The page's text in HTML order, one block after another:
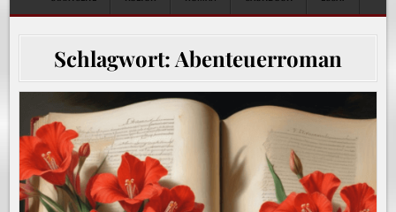
Schlagwort:Abenteuerroman